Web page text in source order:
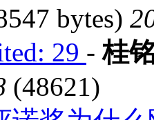
bytes)
29 -桂
(48621)